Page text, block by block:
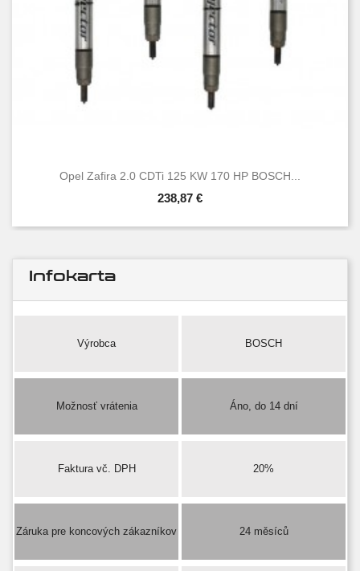
Opel Zafira 2.0 CDTi 125 KW 170 HP BOSCH...
238,87 €
Infokarta
Výrobca BOSCH
Možnosť vrátenia Áno, do 14 dní
Faktura vč. DPH 20%
Záruka pre koncových zákazníkov 24 měsíců